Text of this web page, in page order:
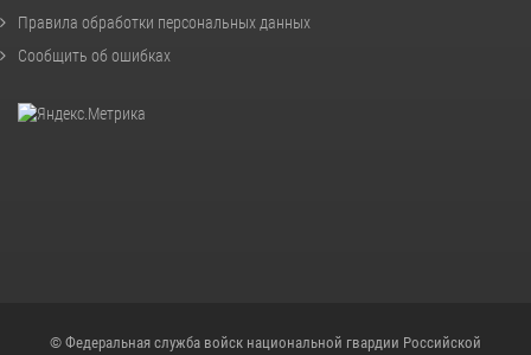
Правила обработки персональных данных
Сообщить об ошибках
© Федеральная служба войск национальной гвардии Российской